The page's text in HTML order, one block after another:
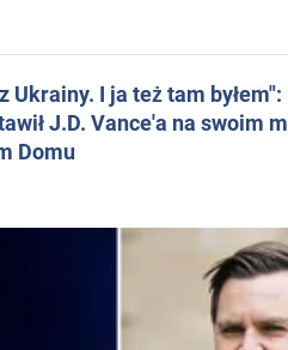
Ukrainy. I ja też tam
J.D. Vance'a na swoim
Domu